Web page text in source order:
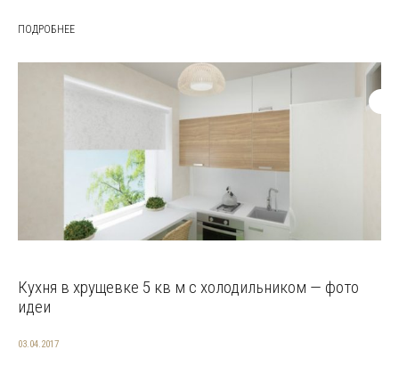
ПОДРОБНЕЕ
Кухня в хрущевке 5 кв м с холодильником — фото
идеи
03.04.2017